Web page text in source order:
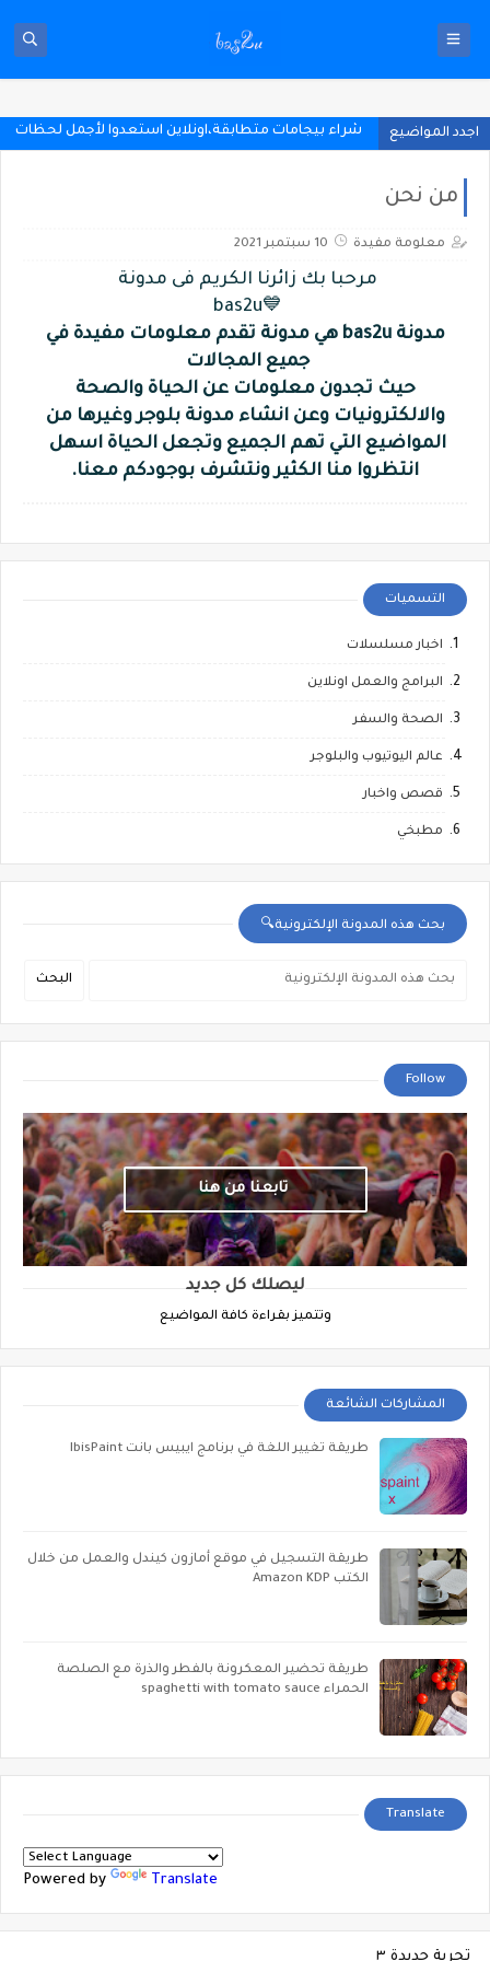
اجدد المواضيع شراء بيجامات متطابقة،اونلاين استعدوا لأجمل لحظات ا
من نحن
معلومة مفيدة 10 سبتمبر 2021
مرحبا بك زائرنا الكريم فى مدونة
💙bas2u
مدونة bas2u هي مدونة تقدم معلومات مفيدة في
جميع المجالات
حيث تجدون معلومات عنالحياة والصحة
والالكترونيات وعن انشاء مدونة بلوجر وغيرها من
المواضيع التي تهم الجميع وتجعل الحياة اسهل
انتظروا منا الكثير ونتشرف بوجودكم معنا.
التسميات
اخبار مسلسلات
البرامج والعمل اونلاين
الصحة والسفر
عالم اليوتيوب والبلوجر
قصص واخبار
مطبخي
بحث هذه المدونة الإلكترونية🔍
Follow
تابعنا من هنا
ليصلك كل جديد
وتتميز بقراءة كافة المواضيع
المشاركات الشائعة
طريقة تغيير اللغة في برنامج ايبيس بانت IbisPaint
طريقة التسجيل في موقع أمازون كيندل والعمل من خلال
الكتب Amazon KDP
طريقة تحضير المعكرونة بالفطر والذرة مع الصلصة
الحمراء spaghetti with tomato sauce
Translate
Powered by Translate
تجربة جديدة ٣